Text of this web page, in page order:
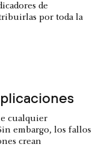
de
por toda la
cualquier
embargo, los fallos
crean